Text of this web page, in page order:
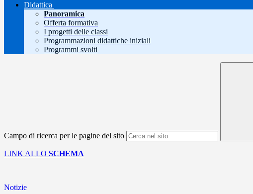
Didattica
Panoramica
Offerta formativa
I progetti delle classi
Programmazioni didattiche iniziali
Programmi svolti
Campo di ricerca per le pagine del sito
LINK ALLO SCHEMA
Notizie